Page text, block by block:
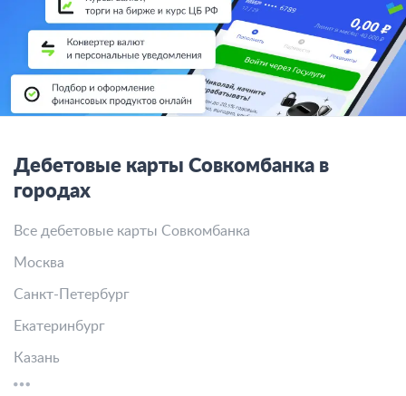
Дебетовые карты Совкомбанка в
городах
Все дебетовые карты Совкомбанка
Москва
Санкт-Петербург
Екатеринбург
Казань